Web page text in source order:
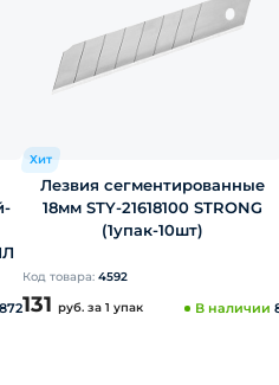
Хит
Лезвия сегментированные
18мм STY-21618100 STRONG
(1упак-10шт)
Код товара: 4592
131 руб. за 1 упак В наличии